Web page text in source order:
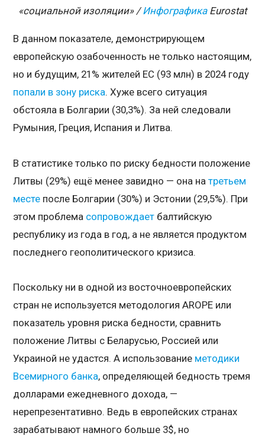
«социальной изоляции» /Инфографика Eurostat
В данном показателе, демонстрирующем
европейскую озабоченность не только настоящим,
но и будущим, 21% жителей ЕС (93 млн) в 2024 году
попали в зону риска. Хуже всего ситуация
обстояла в Болгарии (30,3%). За ней следовали
Румыния, Греция, Испания и Литва.
В статистике только по риску бедности положение
Литвы (29%) ещё менее завидно — она натретьем
месте после Болгарии (30%) и Эстонии (29,5%). При
этом проблема сопровождает балтийскую
республику из года в год, а не является продуктом
последнего геополитического кризиса.
Поскольку ни в одной из восточноевропейских
стран не используется методология AROPE или
показатель уровня риска бедности, сравнить
положение Литвы с Беларусью, Россией или
Украиной не удастся. А использование методики
Всемирного банка, определяющей бедность тремя
долларами ежедневного дохода, —
нерепрезентативно. Ведь в европейских странах
зарабатывают намного больше 3$, но